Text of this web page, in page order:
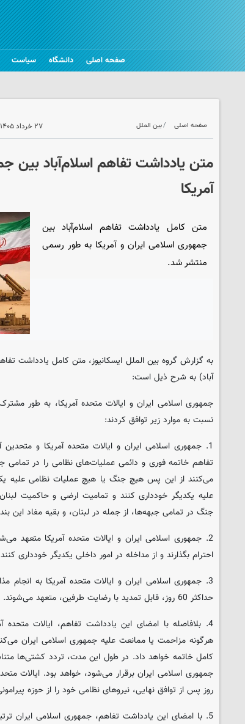
صفحه اصلی دانشگاه سیاست
صفحه اصلی بین الملل ۲۷ خرداد ۱۴۰۵ - ۲۲:۵۲
متن یادداشت تفاهم اسلام‌آباد بین
آمریکا
متن کامل یادداشت تفاهم اسلام‌آباد بین
جمهوری اسلامی ایران و آمریکا به طور رسمی
منتشر شد.
به گزارش گروه بین الملل ایسکانیوز، متن کامل یادداشت
آباد) به شرح ذیل است:
نسبت به موارد زیر توافق کردند:
1. جمهوری اسلامی ایران و ایالات متحده آمریکا و
تفاهم خاتمه فوری و دائمی عملیات‌های نظامی را در تمامی
می‌کنند از این پس هیچ جنگ یا هیچ عملیات نظامی علیه
علیه یکدیگر خودداری کنند و تمامیت ارضی و حاکمیت
جنگ در تمامی جبهه‌ها، از جمله در لبنان، و بقیه مفاد این
2. جمهوری اسلامی ایران و ایالات متحده آمریکا متعهد
احترام بگذارند و از مداخله در امور داخلی یکدیگر خودداری
3. جمهوری اسلامی ایران و ایالات متحده آمریکا به
حداکثر 60 روز، قابل تمدید با رضایت طرفین، متعهد می‌شوند.
4. بلافاصله با امضای این یادداشت تفاهم، ایالات
کامل خاتمه خواهد داد. در طول این مدت، تردد کشتی‌ها
روز پس از توافق نهایی، نیروهای نظامی خود را از حوزه
5. با امضای این یادداشت تفاهم، جمهوری اسلامی ایران